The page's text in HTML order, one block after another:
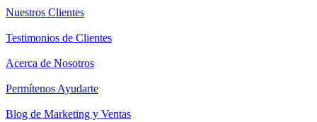
Nuestros Clientes
Testimonios de Clientes
Acerca de Nosotros
Permítenos Ayudarte
Blog de Marketing y Ventas